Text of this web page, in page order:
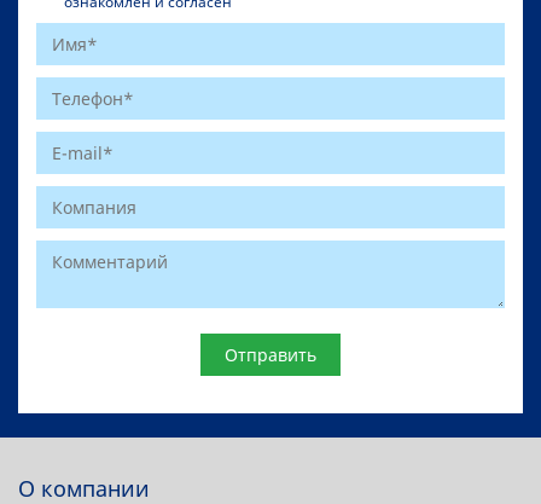
О компании